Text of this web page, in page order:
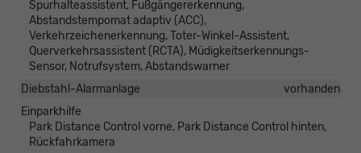
Spurhalteassistent, Fußgängererkennung,
Abstandstempomat adaptiv (ACC),
Verkehrzeichenerkennung, Toter-Winkel-Assistent,
Querverkehrsassistent (RCTA), Müdigkeitserkennungs-
Sensor, Notrufsystem, Abstandswarner
Diebstahl-Alarmanlage
vorhanden
Einparkhilfe
Park Distance Control vorne, Park Distance Control hinten,
Rückfahrkamera